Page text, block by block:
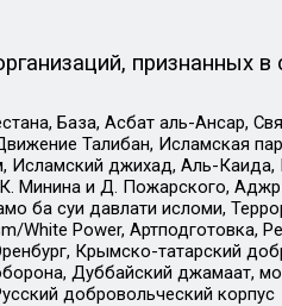
признанных в
База, Асбат аль-Ансар,
Талибан, Исламская
джихад, Аль-Каида,
Минина и Д. Пожарского, Аджр
ба суи давлати исломи,
Power, Артподготовка,
Крымско-татарский
Дуббайский джамаат,
добровольческий корпус